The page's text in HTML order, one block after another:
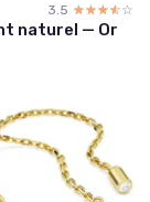
3.5 ☆☆☆☆☆
★★★★★
naturel — Or